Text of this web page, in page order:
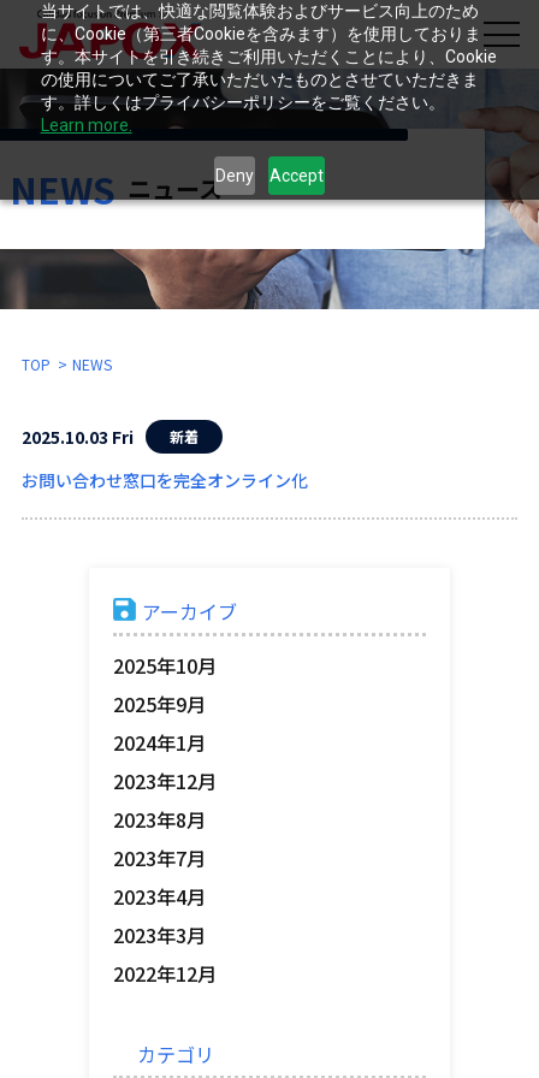
当サイトでは、快適な閲覧体験およびサービス向上のため
に、Cookie（第三者Cookieを含みます）を使用しておりま
す。本サイトを引き続きご利用いただくことにより、Cookie
の使用についてご了承いただいたものとさせていただきま
す。詳しくはプライバシーポリシーをご覧ください。
Learn more.
Deny Accept
NEWS ニュース
TOP NEWS
2025.10.03 Fri 新着
お問い合わせ窓口を完全オンライン化
アーカイブ
2025年10月
2025年9月
2024年1月
2023年12月
2023年8月
2023年7月
2023年4月
2023年3月
2022年12月
カテゴリ